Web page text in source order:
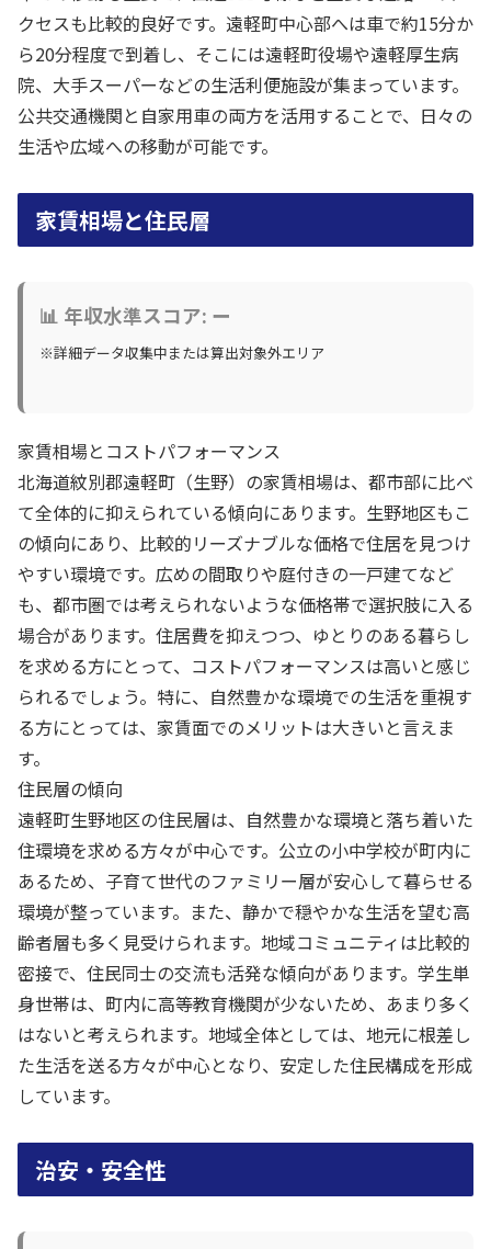
クセスも比較的良好です。遠軽町中心部へは車で約15分か
ら20分程度で到着し、そこには遠軽町役場や遠軽厚生病
院、大手スーパーなどの生活利便施設が集まっています。
公共交通機関と自家用車の両方を活用することで、日々の
生活や広域への移動が可能です。
家賃相場と住民層
📊 年収水準スコア: ー
※詳細データ収集中または算出対象外エリア
家賃相場とコストパフォーマンス
北海道紋別郡遠軽町（生野）の家賃相場は、都市部に比べ
て全体的に抑えられている傾向にあります。生野地区もこ
の傾向にあり、比較的リーズナブルな価格で住居を見つけ
やすい環境です。広めの間取りや庭付きの一戸建てなど
も、都市圏では考えられないような価格帯で選択肢に入る
場合があります。住居費を抑えつつ、ゆとりのある暮らし
を求める方にとって、コストパフォーマンスは高いと感じ
られるでしょう。特に、自然豊かな環境での生活を重視す
る方にとっては、家賃面でのメリットは大きいと言えま
す。
住民層の傾向
遠軽町生野地区の住民層は、自然豊かな環境と落ち着いた
住環境を求める方々が中心です。公立の小中学校が町内に
あるため、子育て世代のファミリー層が安心して暮らせる
環境が整っています。また、静かで穏やかな生活を望む高
齢者層も多く見受けられます。地域コミュニティは比較的
密接で、住民同士の交流も活発な傾向があります。学生単
身世帯は、町内に高等教育機関が少ないため、あまり多く
はないと考えられます。地域全体としては、地元に根差し
た生活を送る方々が中心となり、安定した住民構成を形成
しています。
治安・安全性